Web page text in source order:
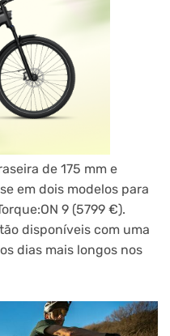
de 175 mm e
em dois modelos para
9 (5799 €).
disponíveis com uma
dias mais longos nos